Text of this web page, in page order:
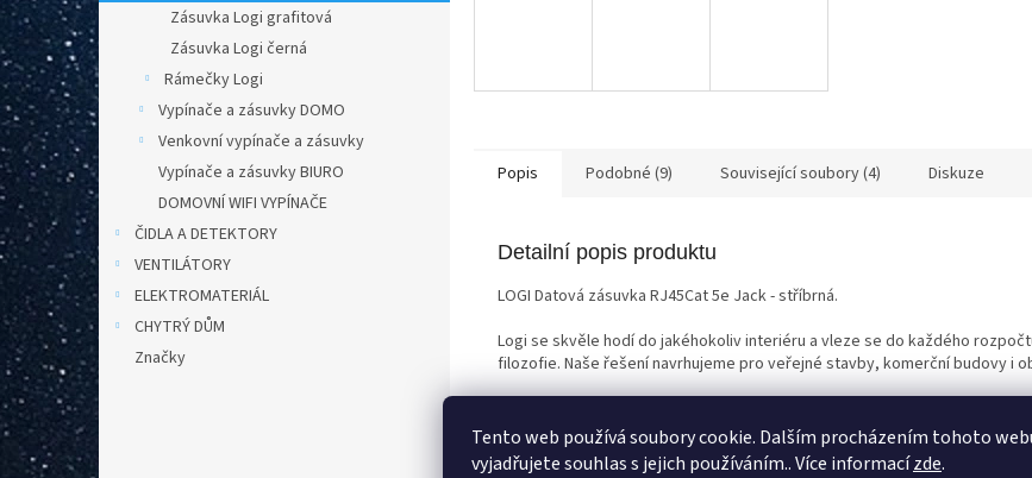
Tento web používá soubory cookie. Dalším procházením tohoto
vyjadřujete souhlas s jejich používáním.. Více informacízde.
Zásuvka Logi grafitová
Zásuvka Logi černá
Rámečky Logi
Vypínače a zásuvky DOMO
Venkovní vypínače a zásuvky
Vypínače a zásuvky BIURO
DOMOVNÍ WIFI VYPÍNAČE
ČIDLA A DETEKTORY
VENTILÁTORY
ELEKTROMATERIÁL
CHYTRÝ DŮM
Značky
Popis Podobné (9) Související soubory (4) Diskuze
Detailní popis produktu
LOGI Datová zásuvka RJ45Cat 5e Jack - stříbrná.
Logi se skvěle hodí do jakéhokoliv interiéru a vleze se do každého
filozofie. Naše řešení navrhujeme pro veřejné stavby, komerční budovy i
požadavky uživatelů. Často jsou používána ve veřejných stavbách,
developerských realizacích.